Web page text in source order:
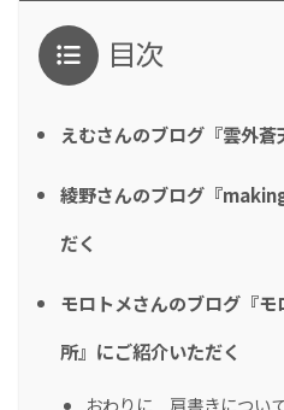
目次
えむさんのブログ『雲外蒼
綾野さんのブログ『
だく
モロトメさんのブログ『
所』にご紹介いただく